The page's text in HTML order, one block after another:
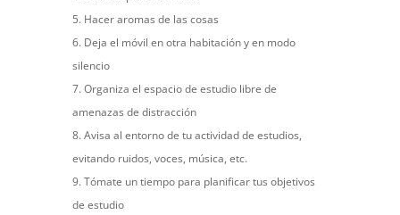
Hacer aromas de las cosas
Deja el móvil en otra habitación y en modo
silencio
Organiza el espacio de estudio libre de
amenazas de distracción
Avisa al entorno de tu actividad de estudios,
evitando ruidos, voces, música, etc.
Tómate un tiempo para planificar tus objetivos
de estudio